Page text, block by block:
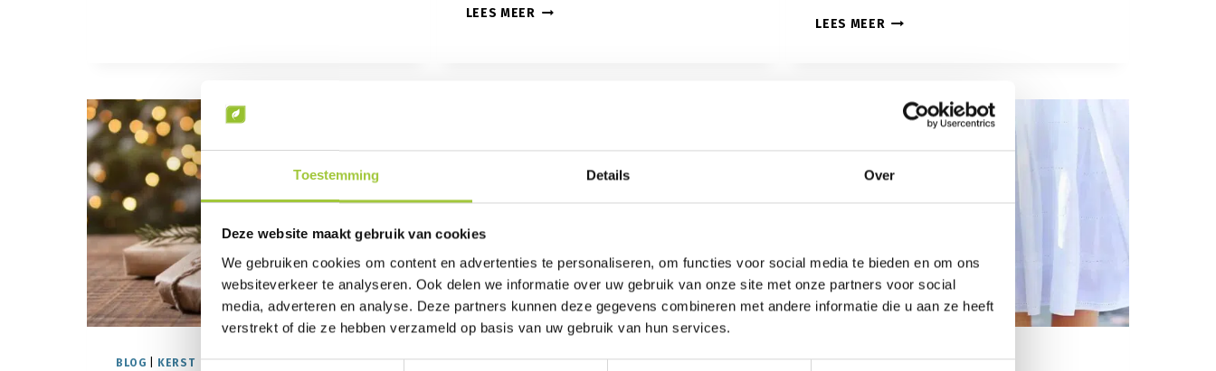
Toestemming Details Over
Deze website maakt gebruik van cookies
We gebruiken cookies om content en advertenties te personaliseren, om functies voor social media te bieden en om ons
websiteverkeer te analyseren. Ook delen we informatie over uw gebruik van onze site met onze partners voor social
media, adverteren en analyse. Deze partners kunnen deze gegevens combineren met andere informatie die u aan ze heeft
verstrekt of die ze hebben verzameld op basis van uw gebruik van hun services.
ZO
MAAK
JE
DE
JUISTE
KEUZE
LEES MEER 10
LEES MEER WELK
ORGANISATIE?
COMPLETE
BLOG KERST BLOG|DAG-VAN-DE-LERAAR BLOG|ZOMERGESCHENKEN